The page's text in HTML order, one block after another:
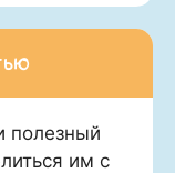
полезный
им с